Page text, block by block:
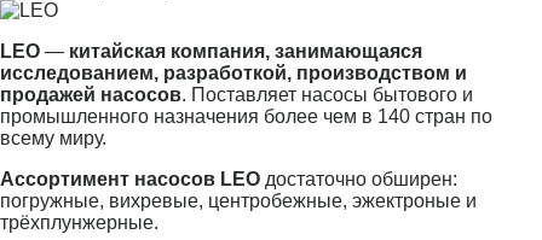
LEO — китайская компания, занимающаяся
исследованием, разработкой, производством и
продажей насосов. Поставляет насосы бытового и
промышленного назначения более чем в 140 стран по
всему миру.
Ассортимент насосов LEO достаточно обширен:
погружные, вихревые, центробежные, эжектроные и
трёхплунжерные.